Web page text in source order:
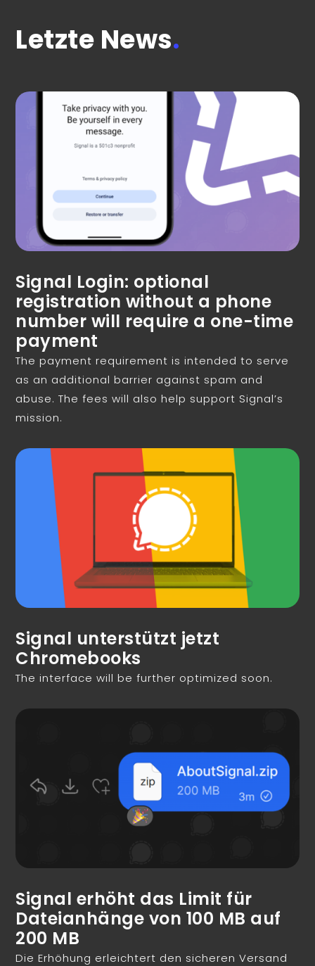
Letzte News.
Signal Login: optional
registration without a phone
number will require a one-time
payment
The payment requirement is intended to serve
as an additional barrier against spam and
abuse. The fees will also help support Signal’s
mission.
Signal unterstützt jetzt
Chromebooks
The interface will be further optimized soon.
Signal erhöht das Limit für
Dateianhänge von 100 MB auf
200 MB
Die Erhöhung erleichtert den sicheren Versand